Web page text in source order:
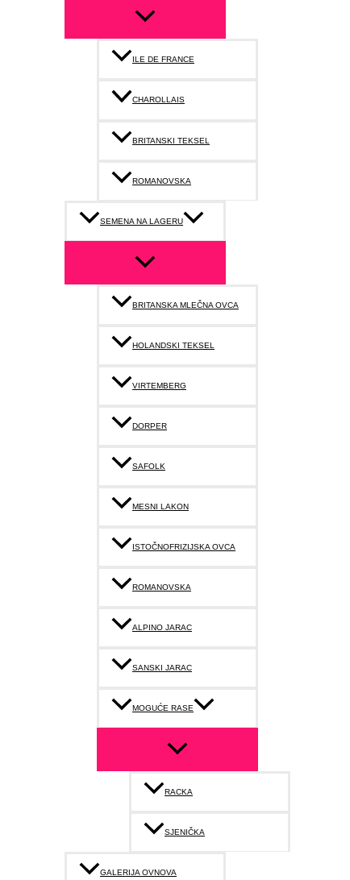
ILE DE FRANCE
CHAROLLAIS
BRITANSKI TEKSEL
ROMANOVSKA
SEMENA NA LAGERU
BRITANSKA MLEČNA OVCA
HOLANDSKI TEKSEL
VIRTEMBERG
DORPER
SAFOLK
MESNI LAKON
ISTOČNOFRIZIJSKA OVCA
ROMANOVSKA
ALPINO JARAC
SANSKI JARAC
MOGUĆE RASE
RACKA
SJENIČKA
GALERIJA OVNOVA